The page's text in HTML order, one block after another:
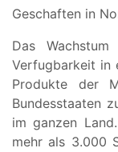
Geschaften in
Das
Verfugbarkeit in
Produkte der
Bundesstaaten
im ganzen
mehr als 3.000